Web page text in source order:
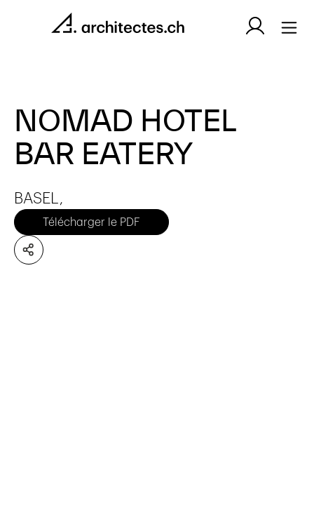
NOMAD HOTEL
BAR EATERY
BASEL,
Télécharger le PDF